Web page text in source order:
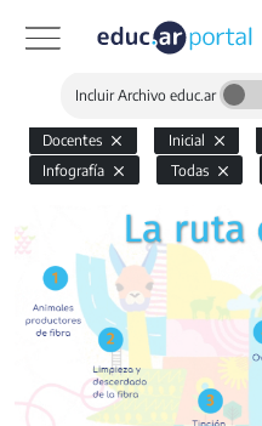
Incluir Archivo educ.ar
Docentes Inicial
Infografía
Todas